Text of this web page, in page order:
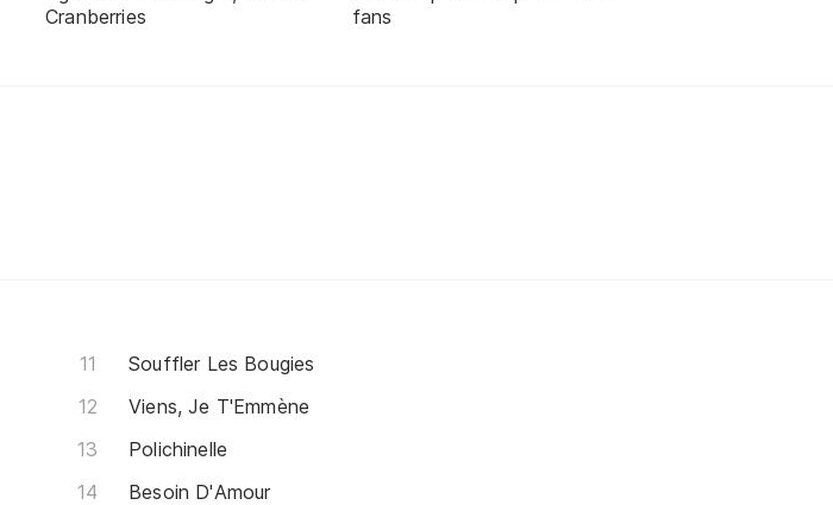
Cranberries
fans
Souffler Les Bougies
Viens, Je T'Emmène
Polichinelle
Besoin D'Amour